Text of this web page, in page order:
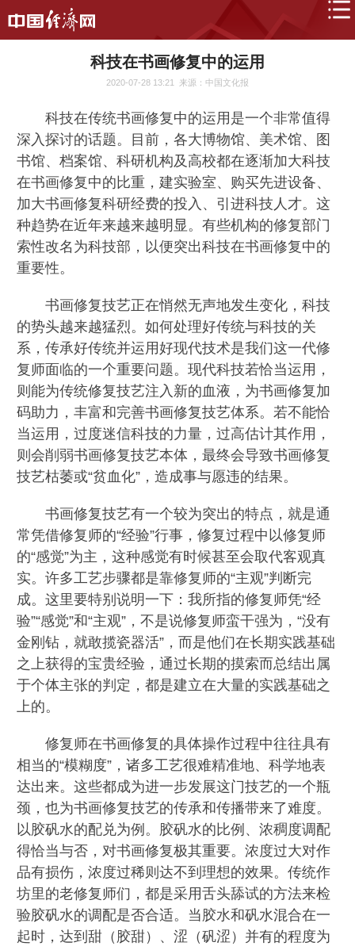
科技在书画修复中的运用
2020-07-28 13:21 来源：中国文化报
科技在传统书画修复中的运用是一个非常值得
深入探讨的话题。目前，各大博物馆、美术馆、图
书馆、档案馆、科研机构及高校都在逐渐加大科技
在书画修复中的比重，建实验室、购买先进设备、
加大书画修复科研经费的投入、引进科技人才。这
种趋势在近年来越来越明显。有些机构的修复部门
索性改名为科技部，以便突出科技在书画修复中的
重要性。
书画修复技艺正在悄然无声地发生变化，科技
的势头越来越猛烈。如何处理好传统与科技的关
系，传承好传统并运用好现代技术是我们这一代修
复师面临的一个重要问题。现代科技若恰当运用，
则能为传统修复技艺注入新的血液，为书画修复加
码助力，丰富和完善书画修复技艺体系。若不能恰
当运用，过度迷信科技的力量，过高估计其作用，
则会削弱书画修复技艺本体，最终会导致书画修复
技艺枯萎或“贫血化”，造成事与愿违的结果。
书画修复技艺有一个较为突出的特点，就是通
常凭借修复师的“经验”行事，修复过程中以修复师
的“感觉”为主，这种感觉有时候甚至会取代客观真
实。许多工艺步骤都是靠修复师的“主观”判断完
成。这里要特别说明一下：我所指的修复师凭“经
验”“感觉”和“主观”，不是说修复师蛮干强为，“没有
金刚钻，就敢揽瓷器活”，而是他们在长期实践基础
之上获得的宝贵经验，通过长期的摸索而总结出属
于个体主张的判定，都是建立在大量的实践基础之
上的。
修复师在书画修复的具体操作过程中往往具有
相当的“模糊度”，诸多工艺很难精准地、科学地表
达出来。这些都成为进一步发展这门技艺的一个瓶
颈，也为书画修复技艺的传承和传播带来了难度。
以胶矾水的配兑为例。胶矾水的比例、浓稠度调配
得恰当与否，对书画修复极其重要。浓度过大对作
品有损伤，浓度过稀则达不到理想的效果。传统作
坊里的老修复师们，都是采用舌头舔试的方法来检
验胶矾水的调配是否合适。当胶水和矾水混合在一
起时，达到甜（胶甜）、涩（矾涩）并有的程度为